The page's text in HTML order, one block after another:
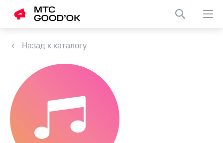
Назад к каталогу